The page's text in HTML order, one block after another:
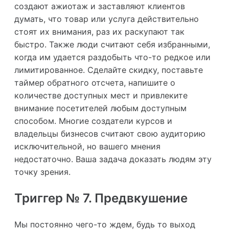
создают ажиотаж и заставляют клиентов
думать, что товар или услуга действительно
стоят их внимания, раз их раскупают так
быстро. Также люди считают себя избранными,
когда им удается раздобыть что-то редкое или
лимитированное. Сделайте скидку, поставьте
таймер обратного отсчета, напишите о
количестве доступных мест и привлеките
внимание посетителей любым доступным
способом. Многие создатели курсов и
владельцы бизнесов считают свою аудиторию
исключительной, но вашего мнения
недостаточно. Ваша задача доказать людям эту
точку зрения.
Триггер № 7. Предвкушение
Мы постоянно чего-то ждем, будь то выход